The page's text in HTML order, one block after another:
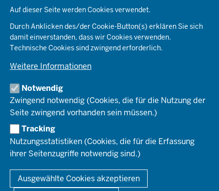
Auf dieser Seite werden Cookies verwendet.
Durch Anklicken des/der Cookie-Button(s) erklären Sie sich
damit einverstanden, dass wir Cookies verwenden.
Technische Cookies sind zwingend erforderlich.
Weitere Informationen
Notwendig
Zwingend notwendig (Cookies, die für die Nutzung der
Seite zwingend vorhanden sein müssen.)
Tracking
Nutzungsstatistiken (Cookies, die für die Erfassung
ihrer Seitenzugriffe notwendig sind.)
Ausgewählte Cookies akzeptieren
Kommunales & Wirtschaft
Planen & Bauen
Schule & Bildung
Umwelt & Natur
Aktenpläne
Organisationsstruktur
Behördenleitung
Die Bezirksregierung
Organisationsplan
Institutionen
Arbeitgeberprofil
Stellenangebote
Ausbildung
PRESSE
Pressefotos
Social-Media-Kanäle
REGIONALRAT DÜSSELDORF
SERVICES
Bekanntmachungen
Förderprogramme
Kontakt
Mediathek
So finden Sie uns
HOTLINE
© 2026 Bezirksregierung Düsseldorf
Fußzeile
DATENSCHUTZ BARRIEREFREIHEIT
IMPRESSUM
KONTAKT